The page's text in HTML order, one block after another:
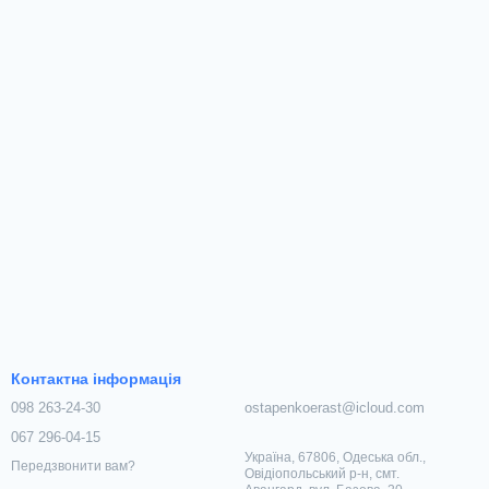
Контактна інформація
098 263-24-30
067 296-04-15
Передзвонити вам?
ostapenkoerast@icloud.com
Україна, 67806, Одеська обл.,
Овідіопольський р-н, смт.